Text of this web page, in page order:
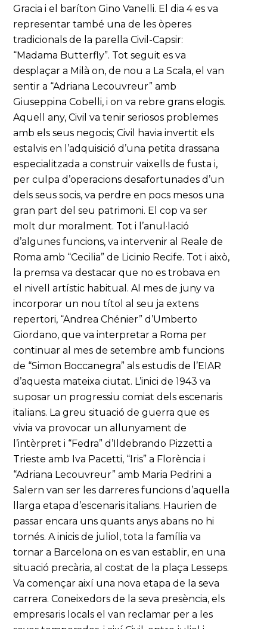
Gracia i el baríton Gino Vanelli. El dia 4 es va
representar també una de les òperes
tradicionals de la parella Civil-Capsir:
“Madama Butterfly”. Tot seguit es va
desplaçar a Milà on, de nou a La Scala, el van
sentir a “Adriana Lecouvreur” amb
Giuseppina Cobelli, i on va rebre grans elogis.
Aquell any, Civil va tenir seriosos problemes
amb els seus negocis; Civil havia invertit els
estalvis en l’adquisició d’una petita drassana
especialitzada a construir vaixells de fusta i,
per culpa d’operacions desafortunades d’un
dels seus socis, va perdre en pocs mesos una
gran part del seu patrimoni. El cop va ser
molt dur moralment. Tot i l’anul·lació
d’algunes funcions, va intervenir al Reale de
Roma amb “Cecilia” de Licinio Recife. Tot i això,
la premsa va destacar que no es trobava en
el nivell artístic habitual. Al mes de juny va
incorporar un nou títol al seu ja extens
repertori, “Andrea Chénier” d’Umberto
Giordano, que va interpretar a Roma per
continuar al mes de setembre amb funcions
de “Simon Boccanegra” als estudis de l’EIAR
d’aquesta mateixa ciutat. L’inici de 1943 va
suposar un progressiu comiat dels escenaris
italians. La greu situació de guerra que es
vivia va provocar un allunyament de
l’intèrpret i “Fedra” d’Ildebrando Pizzetti a
Trieste amb Iva Pacetti, “Iris” a Florència i
“Adriana Lecouvreur” amb Maria Pedrini a
Salern van ser les darreres funcions d’aquella
llarga etapa d’escenaris italians. Haurien de
passar encara uns quants anys abans no hi
tornés. A inicis de juliol, tota la família va
tornar a Barcelona on es van establir, en una
situació precària, al costat de la plaça Lesseps.
Va començar així una nova etapa de la seva
carrera. Coneixedors de la seva presència, els
empresaris locals el van reclamar per a les